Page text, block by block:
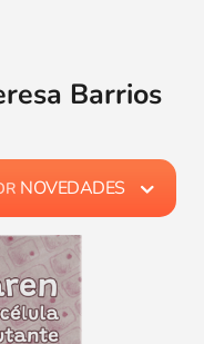
Barrios
NOVEDADES